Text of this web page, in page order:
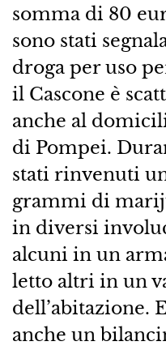
somma di 80
sono stati
droga per uso
il Cascone è
anche al
di Pompei.
stati rinvenuti
grammi di
in diversi
alcuni in un
letto altri in un
dell’abitazione.
anche un